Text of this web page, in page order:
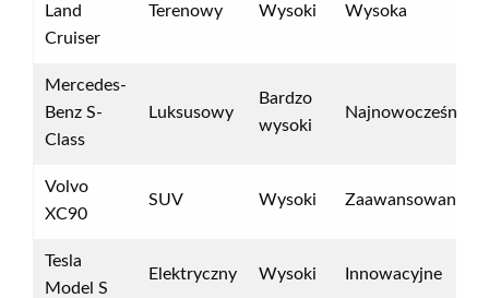
Land
Cruiser
Terenowy Wysoki Wysoka
Mercedes-
Benz S-
Class
Luksusowy
Bardzo
wysoki
Volvo
XC90
SUV Wysoki Zaawansowane
Tesla
Model S
Elektryczny Wysoki Innowacyjne